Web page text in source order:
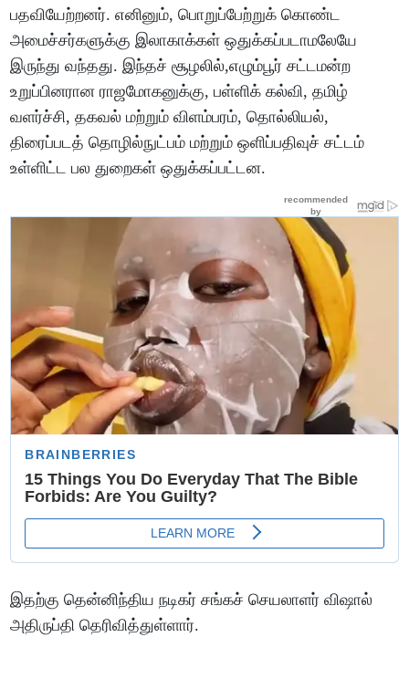
பதவியேற்றனர். எனினும், பொறுப்பேற்றுக் கொண்ட
அமைச்சர்களுக்கு இலாகாக்கள் ஒதுக்கப்படாமலேயே
இருந்து வந்தது. இந்தச் சூழலில்,எழும்பூர் சட்டமன்ற
உறுப்பினரான ராஜமோகனுக்கு, பள்ளிக் கல்வி, தமிழ்
வளர்ச்சி, தகவல் மற்றும் விளம்பரம், தொல்லியல்,
திரைப்படத் தொழில்நுட்பம் மற்றும் ஒளிப்பதிவுச் சட்டம்
உள்ளிட்ட பல துறைகள் ஒதுக்கப்பட்டன.
இதற்கு தென்னிந்திய நடிகர் சங்கச் செயலாளர் விஷால்
அதிருப்தி தெரிவித்துள்ளார்.